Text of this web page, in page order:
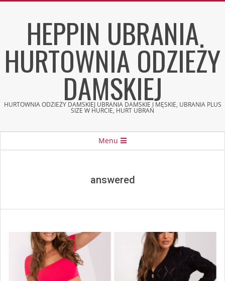
HEPPIN UBRANIA
HURTOWNIA ODZIEŻY
DAMSKIEJ
HURTOWNIA ODZIEŻY DAMSKIEJ UBRANIA DAMSKIE I MĘSKIE, UBRANIA PLUS
SIZE W HURCIE, HURT UBRAŃ
Menu
answered